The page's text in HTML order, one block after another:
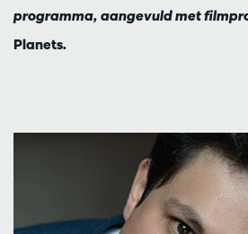
programma, aangevuld met
Planets.